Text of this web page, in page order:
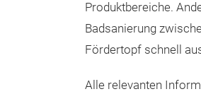
Produktbereiche.
Badsanierung
Fördertopf schnell
Alle relevanten